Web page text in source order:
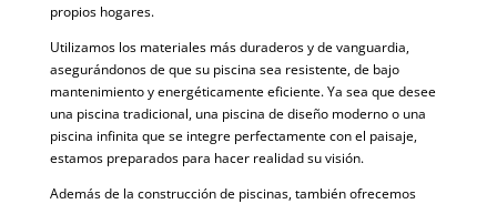
propios hogares.
Utilizamos los materiales más duraderos y de vanguardia,
asegurándonos de que su piscina sea resistente, de bajo
mantenimiento y energéticamente eficiente. Ya sea que desee
una piscina tradicional, una piscina de diseño moderno o una
piscina infinita que se integre perfectamente con el paisaje,
estamos preparados para hacer realidad su visión.
Además de la construcción de piscinas, también ofrecemos